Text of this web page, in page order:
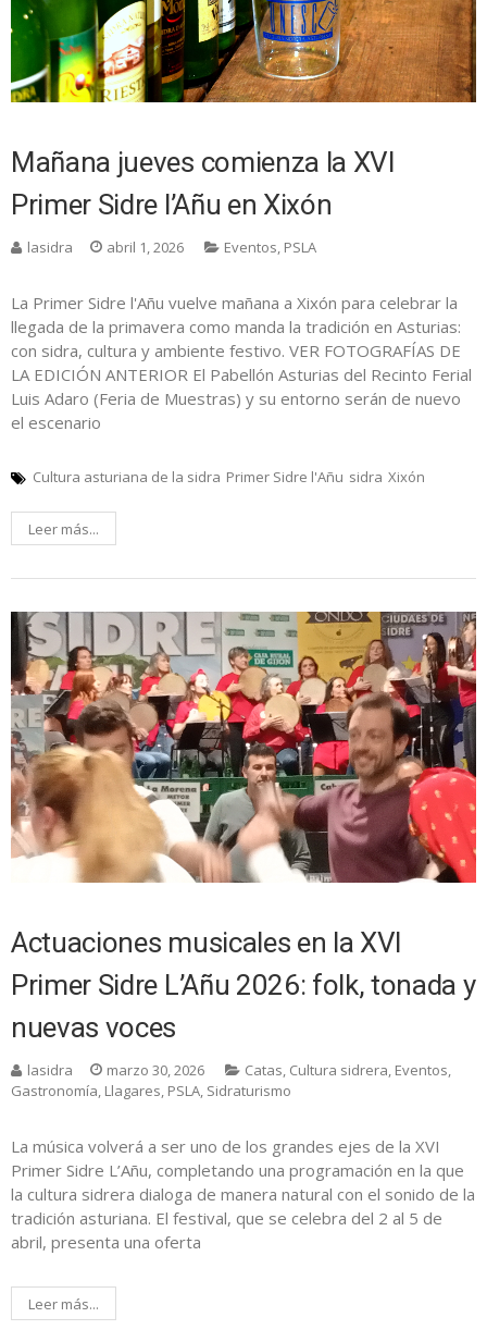
Mañana jueves comienza la XVI
Primer Sidre l’Añu en Xixón
lasidra abril 1, 2026 Eventos, PSLA
La Primer Sidre l'Añu vuelve mañana a Xixón para celebrar la
llegada de la primavera como manda la tradición en Asturias:
con sidra, cultura y ambiente festivo. VER FOTOGRAFÍAS DE
LA EDICIÓN ANTERIOR El Pabellón Asturias del Recinto Ferial
Luis Adaro (Feria de Muestras) y su entorno serán de nuevo
el escenario
Cultura asturiana de la sidra Primer Sidre l'Añu sidra Xixón
Leer más...
Actuaciones musicales en la XVI
Primer Sidre L’Añu 2026: folk, tonada y
nuevas voces
lasidra marzo 30, 2026 Catas, Cultura sidrera, Eventos,
Gastronomía, Llagares, PSLA, Sidraturismo
La música volverá a ser uno de los grandes ejes de la XVI
Primer Sidre L’Añu, completando una programación en la que
la cultura sidrera dialoga de manera natural con el sonido de la
tradición asturiana. El festival, que se celebra del 2 al 5 de
abril, presenta una oferta
Leer más...